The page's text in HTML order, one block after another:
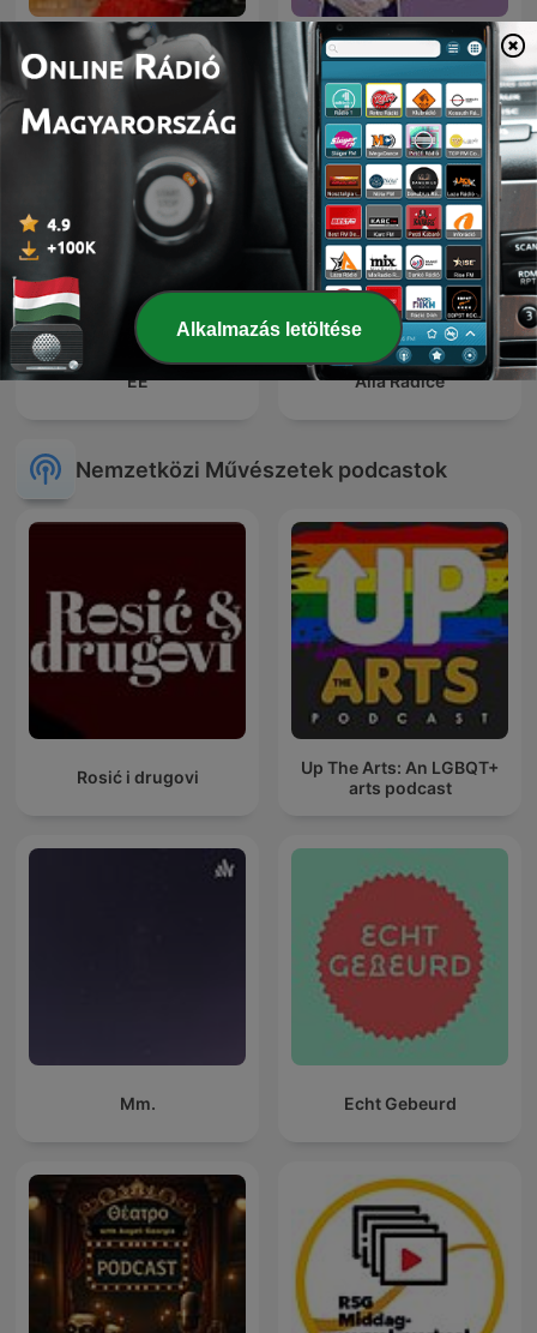
Tango Brit Lit Book Club
EE Alla Radice
Nemzetközi Művészetek podcastok
Rosić i drugovi
Up The Arts: An LGBQT+
arts podcast
Mm. Echt Gebeurd
Alkalmazás letöltése